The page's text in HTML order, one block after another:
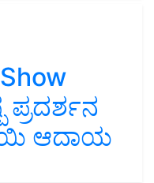
ಆದಾಯ